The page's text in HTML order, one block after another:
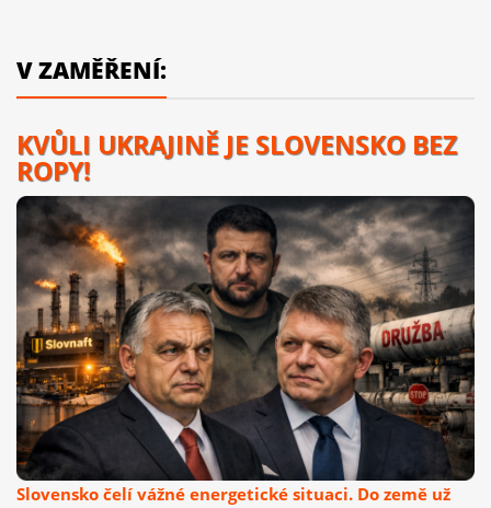
V ZAMĚŘENÍ:
KVŮLI UKRAJINĚ JE SLOVENSKO BEZ
ROPY!
Slovensko čelí vážné energetické situaci. Do země už